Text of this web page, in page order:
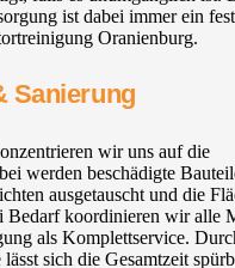
ist dabei immer ein
Oranienburg.
Sanierung
wir uns auf die
werden beschädigte
ausgetauscht und die
Bedarf koordinieren wir alle
als Komplettservice.
sich die Gesamtzeit